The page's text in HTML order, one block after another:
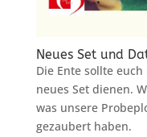
Neues Set und
Die Ente sollte
neues Set dienen.
was unsere
gezaubert haben.